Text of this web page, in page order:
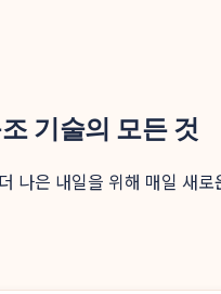
기술의 모든 것
나은 내일을 위해 매일 새